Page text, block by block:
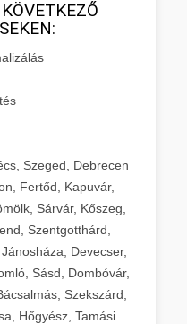
Szeged, Debrecen
Fertőd, Kapuvár,
Sárvár, Kőszeg,
Szentgotthárd,
Devecser,
Sásd, Dombóvár,
Szekszárd,
Hőgyész, Tamási